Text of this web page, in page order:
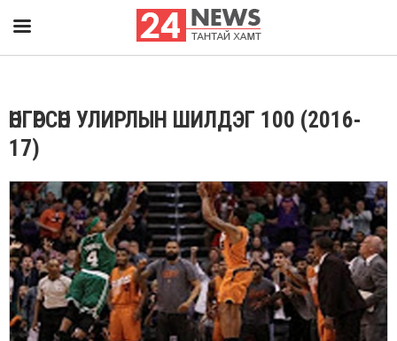
ӨНГӨРСӨН УЛИРЛЫН ШИЛДЭГ 100 (2016-
17)